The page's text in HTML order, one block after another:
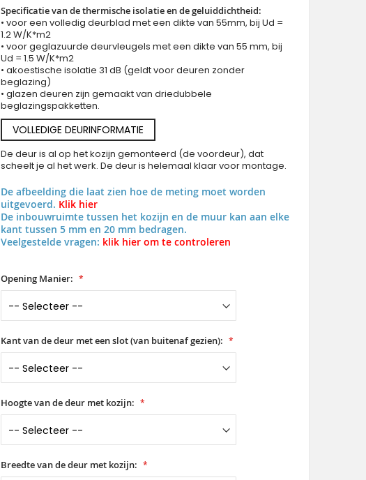
Specificatie van de thermische isolatie en de geluiddichtheid:
• voor een volledig deurblad met een dikte van 55mm, bij Ud =
1.2 W/K*m2
• voor geglazuurde deurvleugels met een dikte van 55 mm, bij
Ud = 1.5 W/K*m2
• akoestische isolatie 31 dB (geldt voor deuren zonder
beglazing)
• glazen deuren zijn gemaakt van driedubbele
beglazingspakketten.
VOLLEDIGE DEURINFORMATIE
De deur is al op het kozijn gemonteerd (de voordeur), dat
scheelt je al het werk. De deur is helemaal klaar voor montage.
De afbeelding die laat zien hoe de meting moet worden
uitgevoerd. Klik hier
De inbouwruimte tussen het kozijn en de muur kan aan elke
kant tussen 5 mm en 20 mm bedragen.
Veelgestelde vragen: klik hier om te controleren
Opening Manier:
Kant van de deur met een slot (van buitenaf gezien):
Hoogte van de deur met kozijn:
Breedte van de deur met kozijn: